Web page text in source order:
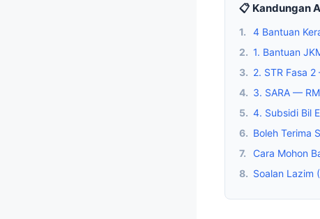
📋 Kandungan
1.
4 Bantuan
2. 1. Bantuan
3. 2. STR Fasa
4. 3. SARA —
5. 4. Subsidi Bil
6. Boleh Terima
7.
Cara Mohon
8. Soalan Lazim